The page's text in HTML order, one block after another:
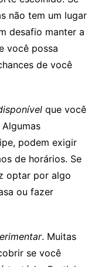
não tem um lugar
desafio manter a
você possa
de você
que você
podem exigir
de horários. Se
optar por algo
ou fazer
. Muitas
se você